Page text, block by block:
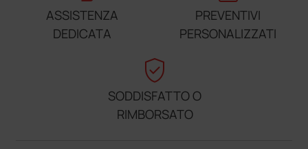
ASSISTENZA
DEDICATA
PREVENTIVI
PERSONALIZZATI
verified_user
SODDISFATTO O
RIMBORSATO